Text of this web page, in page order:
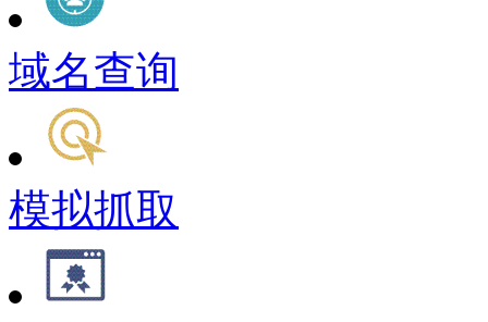
域名查询
模拟抓取